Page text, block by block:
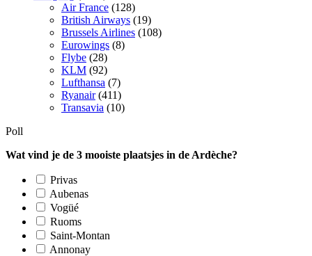
Air France (128)
British Airways (19)
Brussels Airlines (108)
Eurowings (8)
Flybe (28)
KLM (92)
Lufthansa (7)
Ryanair (411)
Transavia (10)
Poll
Wat vind je de 3 mooiste plaatsjes in de Ardèche?
Privas
Aubenas
Vogüé
Ruoms
Saint-Montan
Annonay